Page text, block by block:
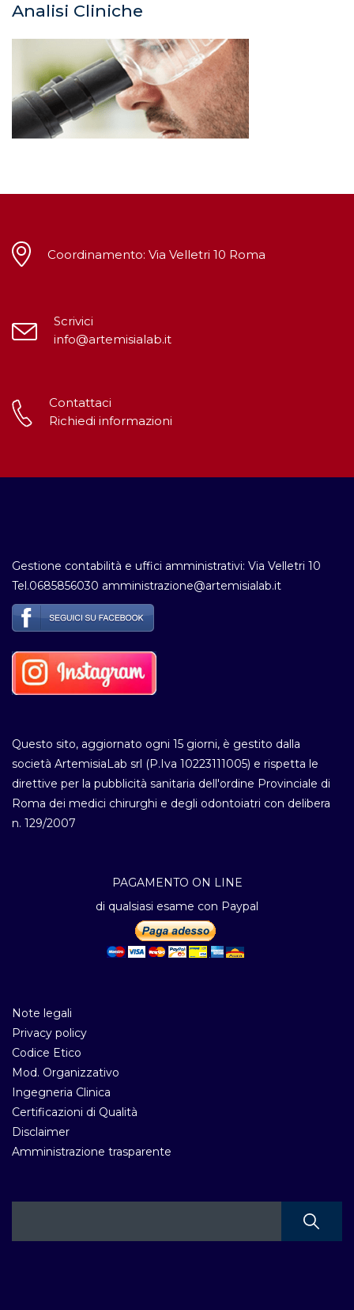
Analisi Cliniche
Coordinamento: Via Velletri 10 Roma
Scrivici
info@artemisialab.it
Contattaci
Richiedi informazioni
Gestione contabilità e uffici amministrativi: Via Velletri 10
Tel.0685856030 amministrazione@artemisialab.it
Questo sito, aggiornato ogni 15 giorni, è gestito dalla
società ArtemisiaLab srl (P.Iva 10223111005) e rispetta le
direttive per la pubblicità sanitaria dell'ordine Provinciale di
Roma dei medici chirurghi e degli odontoiatri con delibera
n. 129/2007
PAGAMENTO ON LINE
di qualsiasi esame con Paypal
Note legali
Privacy policy
Codice Etico
Mod. Organizzativo
Ingegneria Clinica
Certificazioni di Qualità
Disclaimer
Amministrazione trasparente